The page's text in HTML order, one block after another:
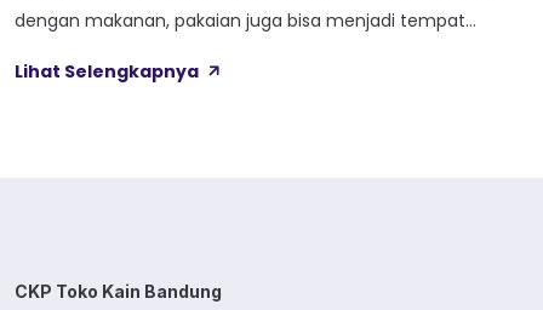
dengan makanan, pakaian juga bisa menjadi tempat
merusak tampilan dan tekstur kain, tetapi juga bisa
Lihat Selengkapnya
CKP Toko Kain Bandung